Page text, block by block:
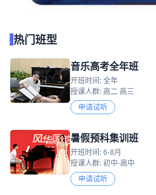
热门班型
音乐高考全年班
开班时间: 全年
授课人群: 高二 高三
申请试听
暑假预科集训班
开班时间: 6-8月
授课人群: 初中-高中
申请试听